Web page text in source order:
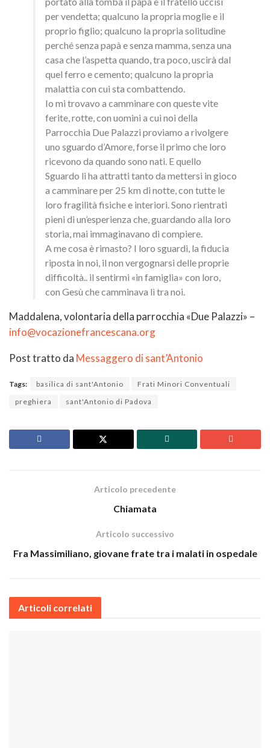
per vendetta; qualcuno la propria moglie e il
proprio figlio; qualcuno la propria solitudine
perché senza papà e senza mamma, senza una
casa che l’aspetta quando, tra poco, uscirà dal
quel ferro e cemento; qualcuno la propria
malattia con cui sta combattendo.
Io mi trovavo a camminare con queste vite
ferite, rotte, con uomini a cui noi della
Parrocchia Due Palazzi proviamo a rivolgere
uno sguardo d’Amore, forse il primo che loro
ricevono da quando sono nati. E quello
Sguardo li ha attratti tanto da mettersi in gioco
a camminare per 25 km di notte, con tutte le
loro fragilità fisiche e interiori. Sono rientrati
pieni di un’esperienza che, guardando alla loro
storia, mai immaginavano di compiere.
A me cosa è rimasto? I loro sguardi, la fiducia
riposta in noi, il non vergognarsi delle proprie
difficoltà.. il sentirmi «in famiglia» con loro,
con Gesù che camminava lì tra noi.
Maddalena, volontaria della parrocchia «Due Palazzi» –
info@vocazionefrancescana.org
Post tratto da Messaggero di sant’Antonio
Tags: basilica di sant'Antonio
Frati Minori Conventuali
preghiera
sant'Antonio di Padova
Articolo precedente
Chiamata
Articolo successivo
Fra Massimiliano, giovane frate tra i malati in ospedale
Articoli correlati